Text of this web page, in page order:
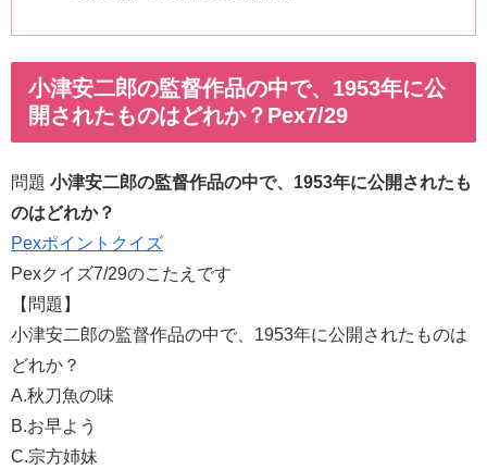
小津安二郎の監督作品の中で、1953年に公
開されたものはどれか？Pex7/29
問題 小津安二郎の監督作品の中で、1953年に公開されたも
のはどれか？
Pexポイントクイズ
Pexクイズ7/29のこたえです
【問題】
小津安二郎の監督作品の中で、1953年に公開されたものは
どれか？
A.秋刀魚の味
B.お早よう
C.宗方姉妹